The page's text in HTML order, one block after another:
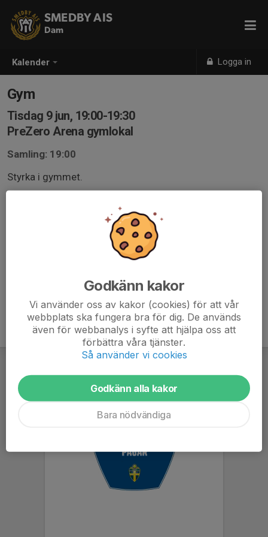
Kalender Logga in
SMEDBY AIS
Dam
Gym
Tisdag 9 jun, 19:00-19:30
PreZero Arena gymlokal
Samling: 19:00
Styrka i gymmet.
Godkänn kakor
Vi använder oss av kakor (cookies) för att vår
webbplats ska fungera bra för dig. De används
även för webbanalys i syfte att hjälpa oss att
förbättra våra tjänster.
Så använder vi cookies
Godkänn alla kakor
Bara nödvändiga